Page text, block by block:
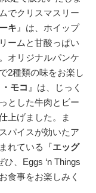
でクリスマスリー
キ 』は、ホイップ
ームと甘酸っぱい
オリジナルパンケ
2種類の味をお楽し
モコ 』は、じっく
とした牛肉とビー
上げました。ま
パイスが効いたア
れている『エッグ
、Eggs ‘n Things
食事をお楽しみく